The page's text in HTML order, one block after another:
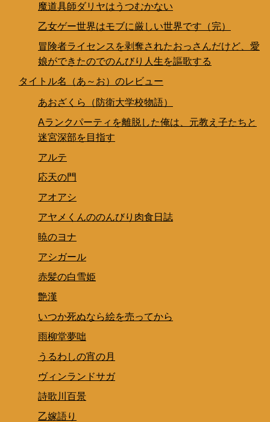
魔道具師ダリヤはうつむかない
乙女ゲー世界はモブに厳しい世界です（完）
冒険者ライセンスを剥奪されたおっさんだけど、愛
娘ができたのでのんびり人生を謳歌する
タイトル名（あ～お）のレビュー
あおざくら（防衛大学校物語）
Aランクパーティを離脱した俺は、元教え子たちと
迷宮深部を目指す
アルテ
応天の門
アオアシ
アヤメくんののんびり肉食日誌
暁のヨナ
アシガール
赤髪の白雪姫
艶漢
いつか死ぬなら絵を売ってから
雨柳堂夢咄
うるわしの宵の月
ヴィンランドサガ
詩歌川百景
乙嫁語り